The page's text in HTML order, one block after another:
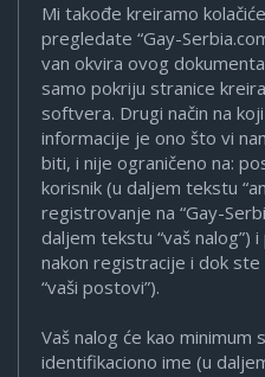
Mi takođe kreiramo
pregledate “Gay-
van okvira ovog
samo pokriju stranice
softvera. Drugi način na
informacije je ono što vi
biti, i nije ograničeno na:
korisnik (u daljem tekstu
registrovanje na “Gay-
daljem tekstu “vaš
nakon registracije i dok
“vaši postovi”).
Vaš nalog će kao minimum
identifikaciono ime (u